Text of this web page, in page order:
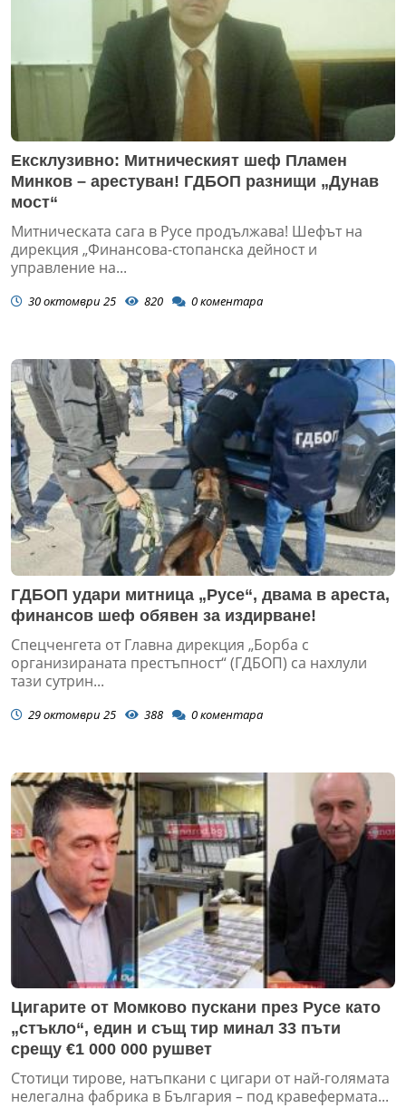
Ексклузивно: Митническият шеф Пламен
Минков – арестуван! ГДБОП разнищи „Дунав
мост“
Митническата сага в Русе продължава! Шефът на
дирекция „Финансова-стопанска дейност и
управление на...
30 октомври 25 820 0коментара
ГДБОП удари митница „Русе“, двама в ареста,
финансов шеф обявен за издирване!
Спецченгета от Главна дирекция „Борба с
организираната престъпност“ (ГДБОП) са нахлули
тази сутрин...
29 октомври 25 388 0коментара
Цигарите от Момково пускани през Русе като
„стъкло“, един и същ тир минал 33 пъти
срещу €1 000 000 рушвет
Стотици тирове, натъпкани с цигари от най-голямата
нелегална фабрика в България – под кравефермата...